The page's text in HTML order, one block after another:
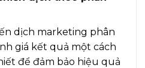
dịch marketing phân
giá kết quả một cách
để đảm bảo hiệu quả